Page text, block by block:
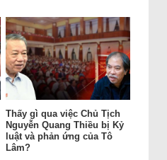
Thấy gì qua việc Chủ Tịch
Nguyễn Quang Thiều bị Kỷ
luật và phản ứng của Tô
Lâm?